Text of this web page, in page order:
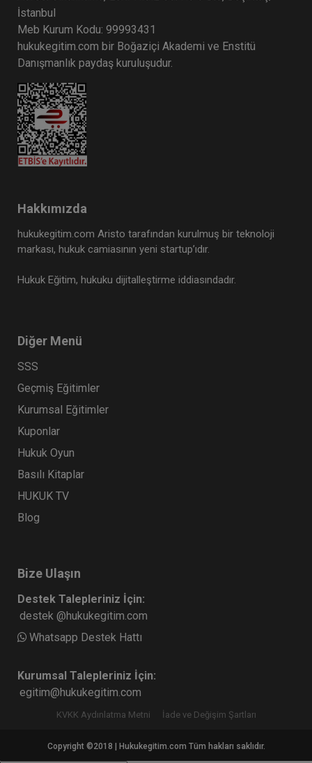
İstanbul
Meb Kurum Kodu: 99993431
hukukegitim.com bir Boğaziçi Akademi ve Enstitü
Danışmanlık paydaş kuruluşudur.
Hakkımızda
hukukegitim.com Aristo tarafından kurulmuş bir teknoloji
markası, hukuk camiasının yeni startup’ıdır.
Hukuk Eğitim, hukuku dijitalleştirme iddiasındadır.
Diğer Menü
SSS
Geçmiş Eğitimler
Kurumsal Eğitimler
Kuponlar
Hukuk Oyun
Basılı Kitaplar
HUKUK TV
Blog
Bize Ulaşın
Destek Talepleriniz İçin:
destek @hukukegitim.com
Whatsapp Destek Hattı
Kurumsal Talepleriniz İçin:
egitim@hukukegitim.com
KVKK Aydınlatma Metni İade ve Değişim Şartları
Copyright ©2018 | Hukukegitim.com Tüm hakları saklıdır.